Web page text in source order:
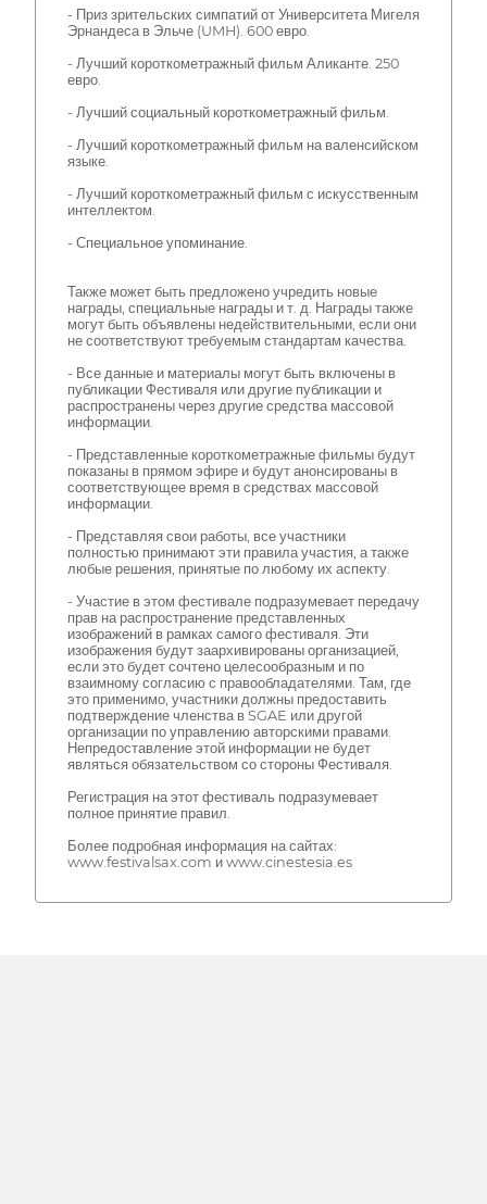
- Приз зрительских симпатий от Университета Мигеля
Эрнандеса в Эльче (UMH). 600 евро.
- Лучший короткометражный фильм Аликанте. 250
евро.
- Лучший социальный короткометражный фильм.
- Лучший короткометражный фильм на валенсийском
языке.
- Лучший короткометражный фильм с искусственным
интеллектом.
- Специальное упоминание.
Также может быть предложено учредить новые
награды, специальные награды и т. д. Награды также
могут быть объявлены недействительными, если они
не соответствуют требуемым стандартам качества.
- Все данные и материалы могут быть включены в
публикации Фестиваля или другие публикации и
распространены через другие средства массовой
информации.
- Представленные короткометражные фильмы будут
показаны в прямом эфире и будут анонсированы в
соответствующее время в средствах массовой
информации.
- Представляя свои работы, все участники
полностью принимают эти правила участия, а также
любые решения, принятые по любому их аспекту.
- Участие в этом фестивале подразумевает передачу
прав на распространение представленных
изображений в рамках самого фестиваля. Эти
изображения будут заархивированы организацией,
если это будет сочтено целесообразным и по
взаимному согласию с правообладателями. Там, где
это применимо, участники должны предоставить
подтверждение членства в SGAE или другой
организации по управлению авторскими правами.
Непредоставление этой информации не будет
являться обязательством со стороны Фестиваля.
Регистрация на этот фестиваль подразумевает
полное принятие правил.
Более подробная информация на сайтах:
www.festivalsax.com и www.cinestesia.es